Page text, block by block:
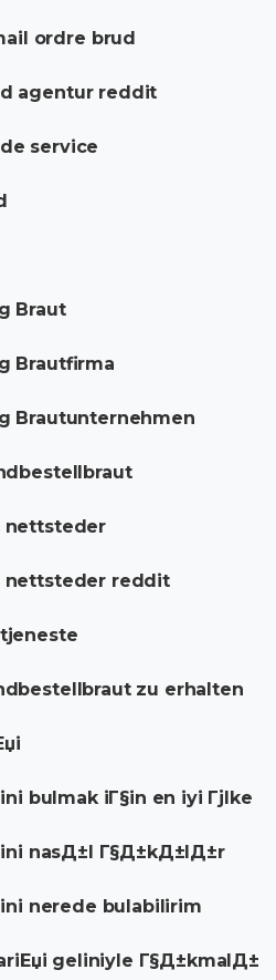
ordre brud
agentur reddit
service
Braut
Brautfirma
Brautunternehmen
nettsteder
nettsteder reddit
zu erhalten
bulmak iГ§in en iyi Гјlke
nasД±l Г§Д±kД±lД±r
nerede bulabilirim
geliniyle Г§Д±kmalД±